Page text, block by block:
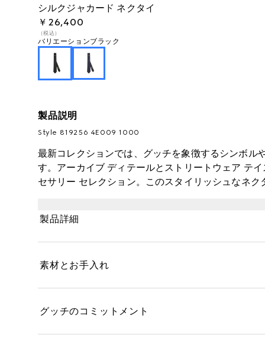
シルクジャカード ネクタイ
￥26,400
（税込）
バリエーションブラック
製品説明
Style ‎819256 4E009 1000
最新コレクションでは、グッチを象徴するシンボル
す。アーカイブ ディテールとストリートウェア テ
セサリー セレクション。このスタイリッシュなネク
製品詳細
素材とお手入れ
グッチのコミットメント